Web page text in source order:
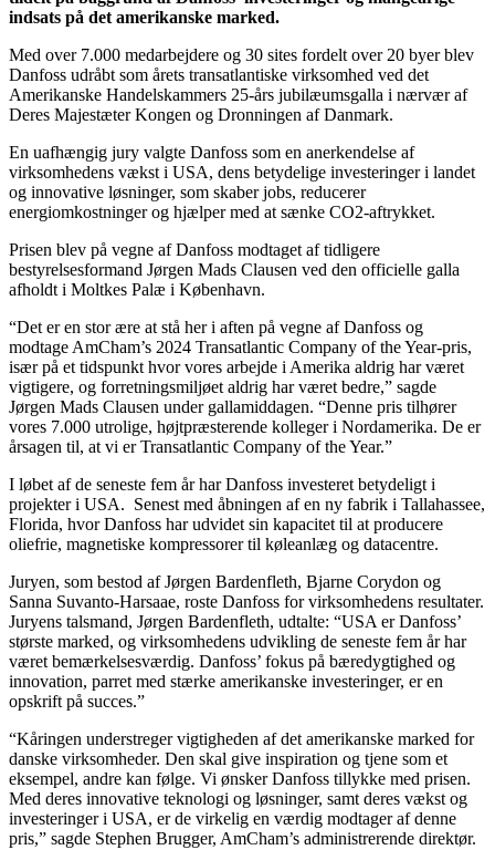
indsats på det amerikanske marked.
Med over 7.000 medarbejdere og 30 sites fordelt over 20 byer blev
Danfoss udråbt som årets transatlantiske virksomhed ved det
Amerikanske Handelskammers 25-års jubilæumsgalla i nærvær af
Deres Majestæter Kongen og Dronningen af Danmark.
En uafhængig jury valgte Danfoss som en anerkendelse af
virksomhedens vækst i USA, dens betydelige investeringer i landet
og innovative løsninger, som skaber jobs, reducerer
energiomkostninger og hjælper med at sænke CO2-aftrykket.
Prisen blev på vegne af Danfoss modtaget af tidligere
bestyrelsesformand Jørgen Mads Clausen ved den officielle galla
afholdt i Moltkes Palæ i København.
“Det er en stor ære at stå her i aften på vegne af Danfoss og
modtage AmCham’s 2024 Transatlantic Company of the Year-pris,
især på et tidspunkt hvor vores arbejde i Amerika aldrig har været
vigtigere, og forretningsmiljøet aldrig har været bedre,” sagde
Jørgen Mads Clausen under gallamiddagen. “Denne pris tilhører
vores 7.000 utrolige, højtpræsterende kolleger i Nordamerika. De er
årsagen til, at vi er Transatlantic Company of the Year.”
I løbet af de seneste fem år har Danfoss investeret betydeligt i
projekter i USA. Senest med åbningen af en ny fabrik i Tallahassee,
Florida, hvor Danfoss har udvidet sin kapacitet til at producere
oliefrie, magnetiske kompressorer til køleanlæg og datacentre.
Juryen, som bestod af Jørgen Bardenfleth, Bjarne Corydon og
Sanna Suvanto-Harsaae, roste Danfoss for virksomhedens resultater.
Juryens talsmand, Jørgen Bardenfleth, udtalte: “USA er Danfoss’
største marked, og virksomhedens udvikling de seneste fem år har
været bemærkelsesværdig. Danfoss’ fokus på bæredygtighed og
innovation, parret med stærke amerikanske investeringer, er en
opskrift på succes.”
“Kåringen understreger vigtigheden af det amerikanske marked for
danske virksomheder. Den skal give inspiration og tjene som et
eksempel, andre kan følge. Vi ønsker Danfoss tillykke med prisen.
Med deres innovative teknologi og løsninger, samt deres vækst og
investeringer i USA, er de virkelig en værdig modtager af denne
pris,” sagde Stephen Brugger, AmCham’s administrerende direktør.